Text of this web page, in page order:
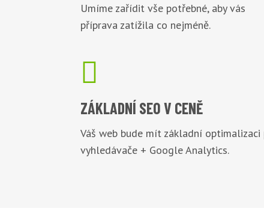
Umíme zařídit vše potřebné, aby vás
příprava zatížila co nejméně.

ZÁKLADNÍ SEO V CENĚ
Váš web bude mít základní optimalizaci
vyhledávače + Google Analytics.